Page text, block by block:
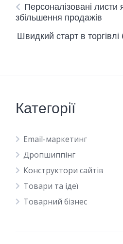
Персоналізовані листи
збільшення продажів
Швидкий старт в
Категорії
Email-маркетинг
Дропшиппінг
Конструктори сайтів
Товари та ідеї
Товарний бізнес